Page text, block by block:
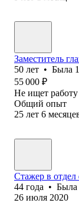
Заместитель
50 лет • Была
55 000 ₽
Не ищет работу
Общий опыт
25 лет 6
Стажер в отдел
44 года • Была
26 июля 2020